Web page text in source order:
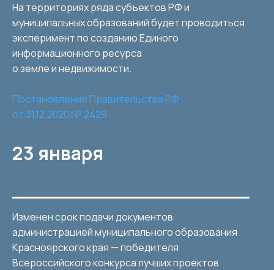
На территориях ряда субъектов РФ и
муниципальных образований будет проводиться
эксперимент по созданию Единого
информационного ресурса
о земле и недвижимости.
Постановление Правительства РФ
от 31.12.2020 № 2429
23 января
Изменен срок подачи документов
администрацией муниципального образования
Красноярского края — победителя
Всероссийского конкурса лучших проектов